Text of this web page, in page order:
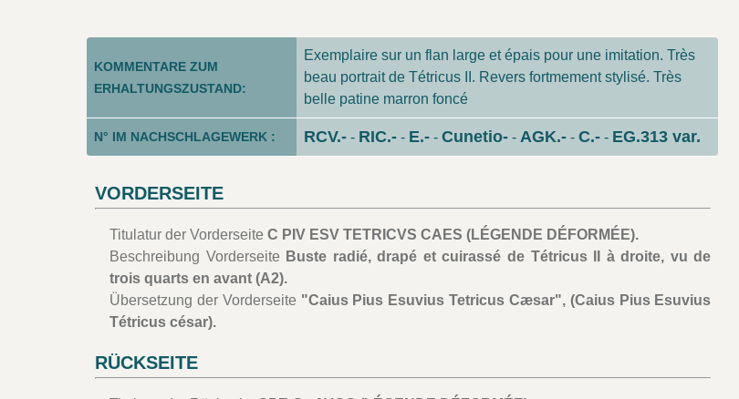
KOMMENTARE ZUM
ERHALTUNGSZUSTAND:
Exemplaire sur un flan large et épais pour une imitation. Très
beau portrait de Tétricus II. Revers fortmement stylisé. Très
belle patine marron foncé
N° IM NACHSCHLAGEWERK : RCV.- - RIC.- - E.- - Cunetio- - AGK.- - C.- - EG.313 var.
VORDERSEITE
Titulatur der Vorderseite C PIV ESV TETRICVS CAES (LÉGENDE DÉFORMÉE).
Beschreibung Vorderseite Buste radié, drapé et cuirassé de Tétricus II à droite, vu de
trois quarts en avant (A2).
Übersetzung der Vorderseite "Caius Pius Esuvius Tetricus Cæsar", (Caius Pius Esuvius
Tétricus césar).
RÜCKSEITE